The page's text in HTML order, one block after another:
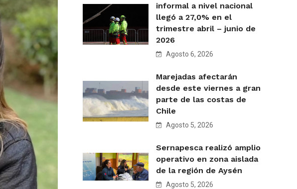
informal a nivel nacional
llegó a 27,0% en el
trimestre abril – junio de
2026
Agosto 6, 2026
Marejadas afectarán
desde este viernes a gran
parte de las costas de
Chile
Agosto 5, 2026
Sernapesca realizó amplio
operativo en zona aislada
de la región de Aysén
Agosto 5, 2026